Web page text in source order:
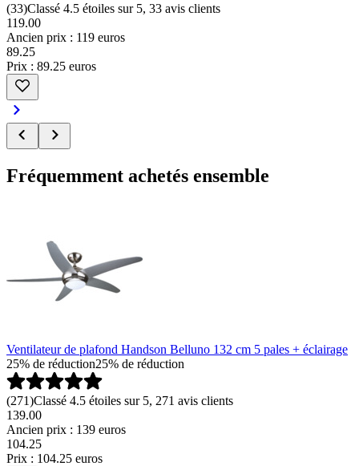
(33)Classé 4.5 étoiles sur 5, 33 avis clients
119.00
Ancien prix : 119 euros
89.25
Prix : 89.25 euros
Fréquemment achetés ensemble
Ventilateur de plafond Handson Belluno 132 cm 5 pales + éclairage
25% de réduction25% de réduction
(271)Classé 4.5 étoiles sur 5, 271 avis clients
139.00
Ancien prix : 139 euros
104.25
Prix : 104.25 euros